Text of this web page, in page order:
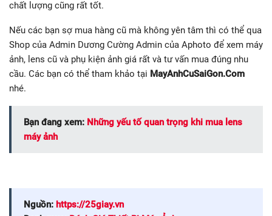
chất lượng cũng rất tốt.
Nếu các bạn sợ mua hàng cũ mà không yên tâm thì có thể qua
Shop của Admin Dương Cường Admin của Aphoto để xem máy
ảnh, lens cũ và phụ kiện ảnh giá rất và tư vấn mua đúng nhu
cầu. Các bạn có thể tham khảo tại MayAnhCuSaiGon.Com
nhé.
Bạn đang xem: Những yếu tố quan trọng khi mua lens
máy ảnh
Nguồn: https://25giay.vn